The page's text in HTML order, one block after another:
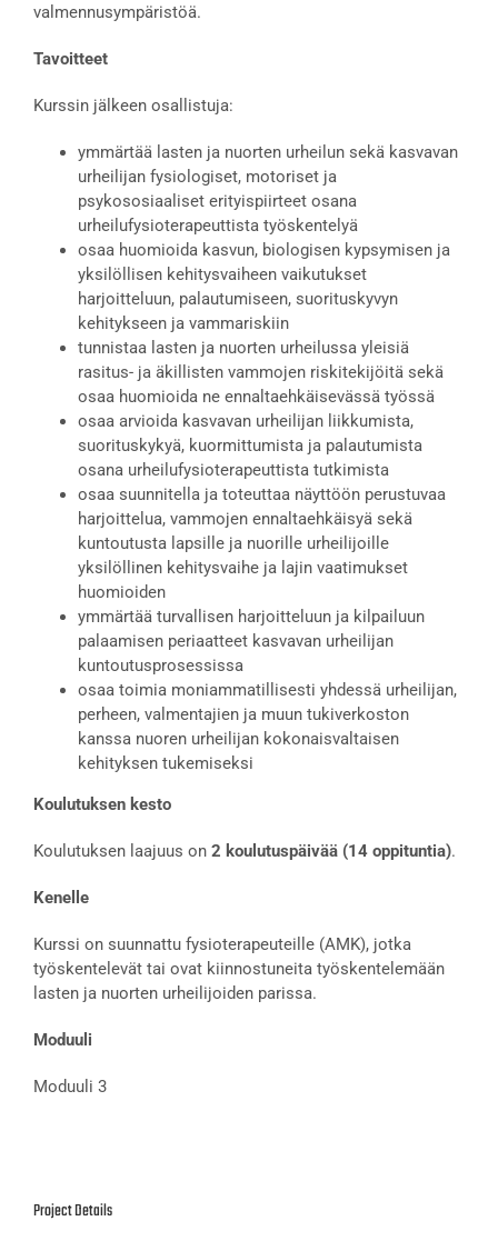
valmennusympäristöä.
Tavoitteet
Kurssin jälkeen osallistuja:
ymmärtää lasten ja nuorten urheilun sekä kasvavan
urheilijan fysiologiset, motoriset ja
psykososiaaliset erityispiirteet osana
urheilufysioterapeuttista työskentelyä
osaa huomioida kasvun, biologisen kypsymisen ja
yksilöllisen kehitysvaiheen vaikutukset
harjoitteluun, palautumiseen, suorituskyvyn
kehitykseen ja vammariskiin
tunnistaa lasten ja nuorten urheilussa yleisiä
rasitus- ja äkillisten vammojen riskitekijöitä sekä
osaa huomioida ne ennaltaehkäisevässä työssä
osaa arvioida kasvavan urheilijan liikkumista,
suorituskykyä, kuormittumista ja palautumista
osana urheilufysioterapeuttista tutkimista
osaa suunnitella ja toteuttaa näyttöön perustuvaa
harjoittelua, vammojen ennaltaehkäisyä sekä
kuntoutusta lapsille ja nuorille urheilijoille
yksilöllinen kehitysvaihe ja lajin vaatimukset
huomioiden
ymmärtää turvallisen harjoitteluun ja kilpailuun
palaamisen periaatteet kasvavan urheilijan
kuntoutusprosessissa
osaa toimia moniammatillisesti yhdessä urheilijan,
perheen, valmentajien ja muun tukiverkoston
kanssa nuoren urheilijan kokonaisvaltaisen
kehityksen tukemiseksi
Koulutuksen kesto
Koulutuksen laajuus on 2 koulutuspäivää (14 oppituntia).
Kenelle
Kurssi on suunnattu fysioterapeuteille (AMK), jotka
työskentelevät tai ovat kiinnostuneita työskentelemään
lasten ja nuorten urheilijoiden parissa.
Moduuli
Moduuli 3
Project Details